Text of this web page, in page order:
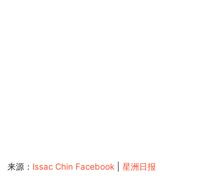
来源： Issac Chin Facebook 星洲日报